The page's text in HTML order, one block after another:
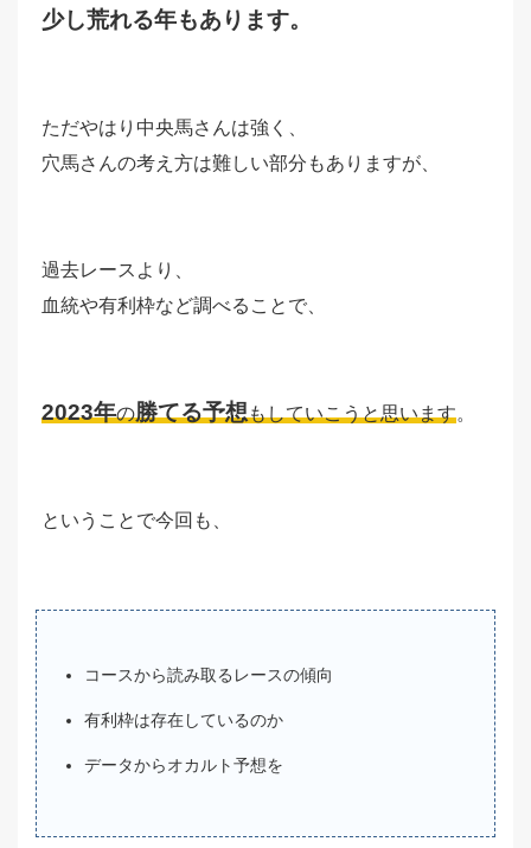
少し荒れる年もあります。
ただやはり中央馬さんは強く、
穴馬さんの考え方は難しい部分もありますが、
過去レースより、
血統や有利枠など調べることで、
2023年の勝てる予想もしていこうと思います。
ということで今回も、
コースから読み取るレースの傾向
有利枠は存在しているのか
データからオカルト予想を